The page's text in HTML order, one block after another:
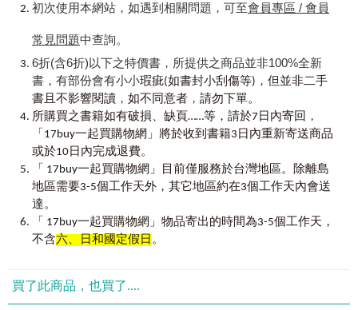
●新多益測驗文法練習題附答案解析和中譯，及時加強文法內容，
順利應試！
全書的新多益文法練習題以詳細解析為主，中譯為輔，讓讀者能
即時掌握新多益的重點文法。每一則例題的答案解說不僅讓讀者徹底
瞭解選項為何錯誤，讓讀者及考生不會一錯再錯，保證職場考場兩得
意。
●收錄新多益文法的基本觀念、職場常用詞彙，同時提升考場、職
場英文能力！
本書涵蓋各類新多益測驗的題型內容，並透過電腦資料庫篩選出
職場上最常用的商業相關詞彙，熟悉這些題型及詞彙，新多益測驗必
好英文基礎，搭配職場詞彙隨學隨用，職場英文達人就是你！
PART Ⅴ 填空題
Part Ⅴ的重點
1.基本字彙
2.依文法型態變化的字彙
3.衍生字彙
4.近義字彙
5.複合詞和片語中的字彙
●字尾大觀園
●字根相同字彙大觀園
●字形類似字彙大觀園
PART Ⅵ 綜合題
Part Ⅵ的重點
文法大補帖
初次使用本網站，如遇到相關問題，可至會員專區 / 會員
常見問題中查詢。
6折(含6折)以下之特價書，所提供之商品並非100%全新
書，有部份會有小小瑕疵(如書封小刮傷等) ， 但並非二手
書且不影響閱讀 ， 如不同意者 ， 請勿下單。
所購買之書籍如有破損、缺頁……等，請於7日內寄回 ，
「17buy一起買購物網」將於收到書籍3日內重新寄送商品
或於10日內完成退費。
「 17buy一起買購物網」目前僅服務於台灣地區。除離島
地區需要3-5個工作天外，其它地區約在3個工作天內會送
達。
「 17buy一起買購物網」物品寄出的時間為3-5個工作天，
不含六、日和國定假日 。
買了此商品，也買了....